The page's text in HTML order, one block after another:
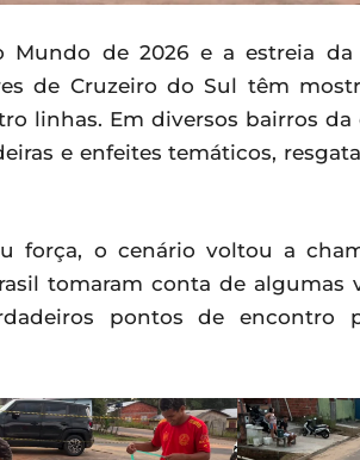
de 2026 e a estreia da
de Cruzeiro do Sul têm
linhas. Em diversos bairros da
e enfeites temáticos,
força, o cenário voltou a
tomaram conta de algumas
pontos de encontro